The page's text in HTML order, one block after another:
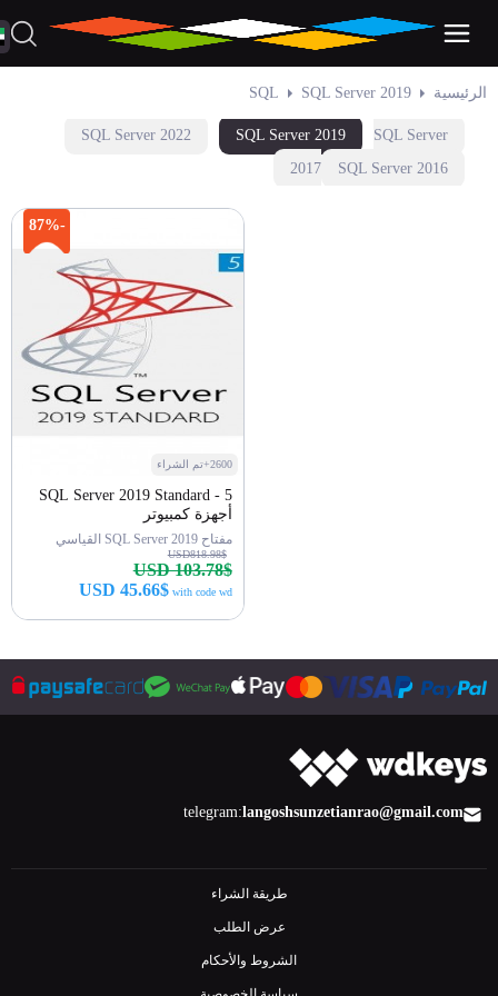
الرئيسية SQL SQL Server 2019
SQL Server 2022 SQL Server 2019
SQL Server
2017
SQL Server 2016
-87%
2600+تم الشراء
SQL Server 2019 Standard - 5
أجهزة كمبيوتر
مفتاح SQL Server 2019 القياسي
USD818.98$
USD 103.78$
USD 45.66$with code wd
zetianrao@gmail.com
telegram:langoshsun
طريقة الشراء
عرض الطلب
الشروط والأحكام